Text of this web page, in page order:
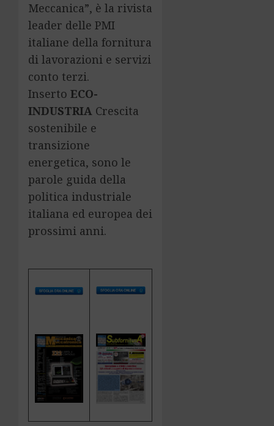
Meccanica”, è la rivista
leader delle PMI
italiane della fornitura
di lavorazioni e servizi
conto terzi.
Inserto ECO-
INDUSTRIA Crescita
sostenibile e
transizione
energetica, sono le
parole guida della
politica industriale
italiana ed europea dei
prossimi anni.